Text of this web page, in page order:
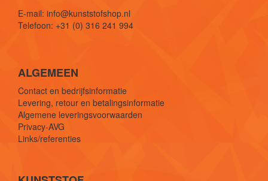
E-mail: info@kunststofshop.nl
Telefoon: +31 (0) 316 241 994
ALGEMEEN
Contact en bedrijfsinformatie
Levering, retour en betalingsinformatie
Algemene leveringsvoorwaarden
Privacy-AVG
Links/referenties